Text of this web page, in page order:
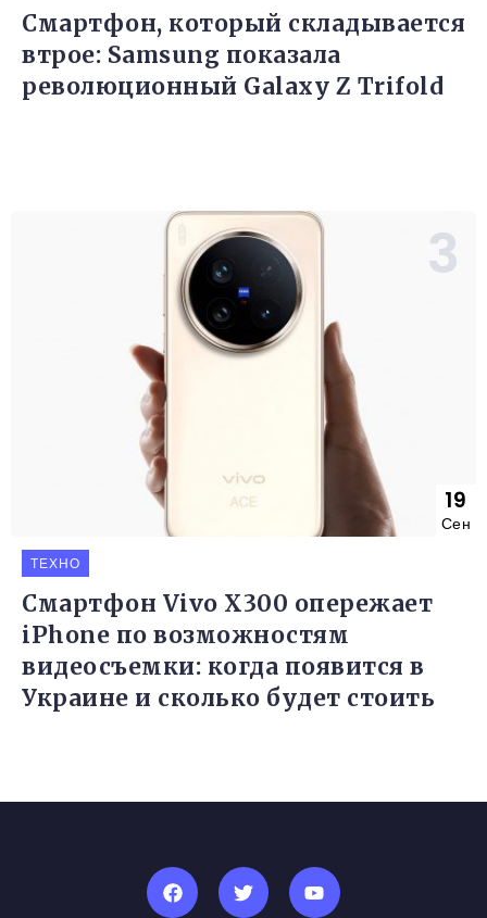
Смартфон, который складывается
втрое: Samsung показала
революционный Galaxy Z Trifold
19
Сен
ТЕХНО
Смартфон Vivo X300 опережает
iPhone по возможностям
видеосъемки: когда появится в
Украине и сколько будет стоить